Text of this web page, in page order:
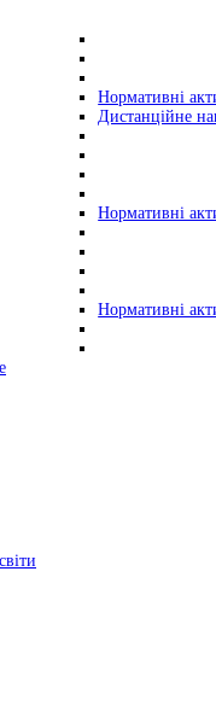
Нормативні
Дистанційне
Нормативні
Нормативні